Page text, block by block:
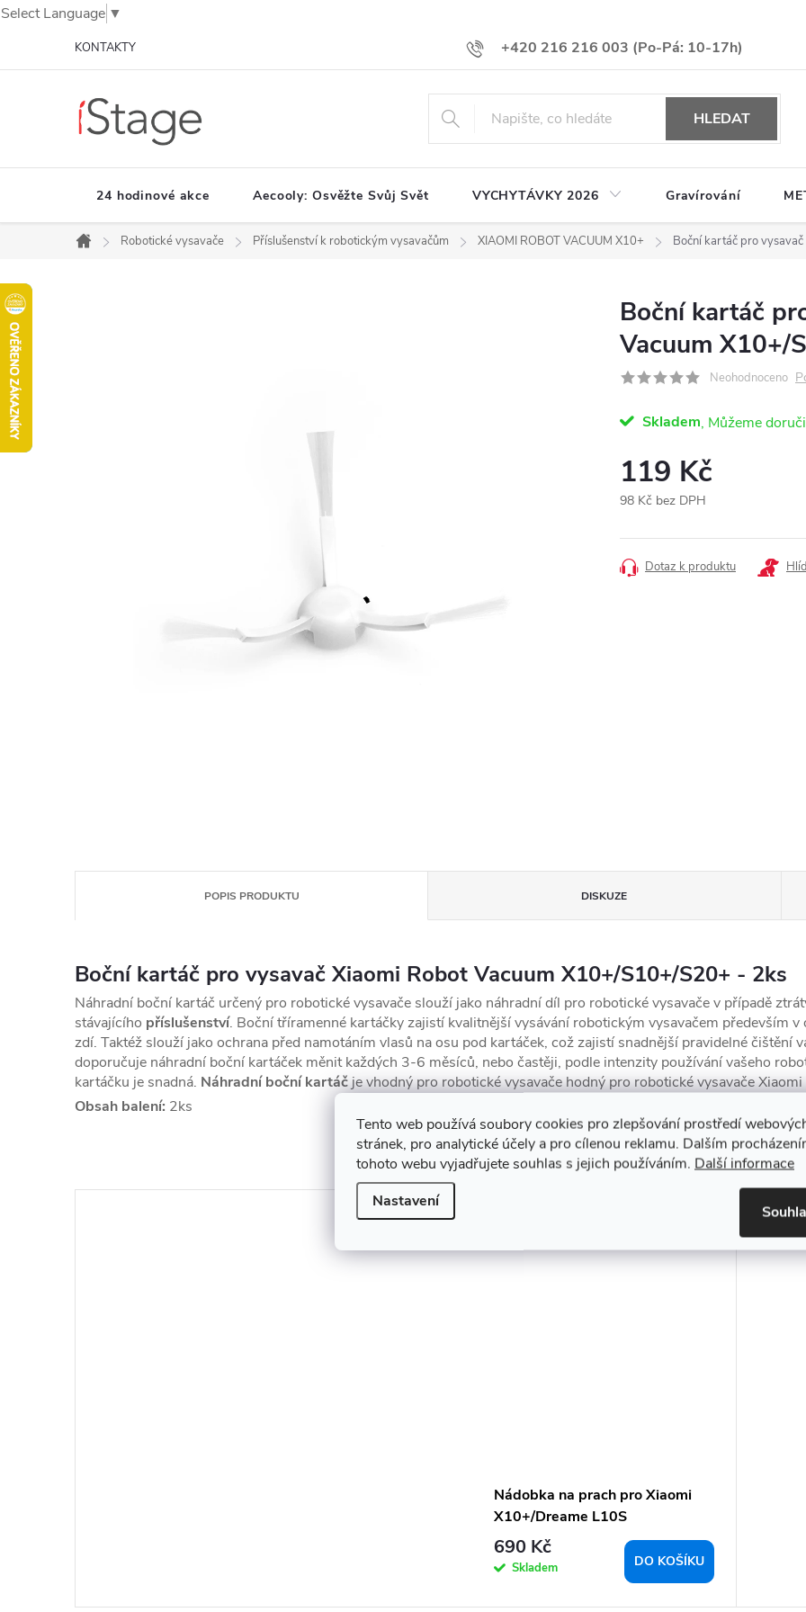
Select Language ▼
Tento web používá soubory cookies pro zlepšování prostředí
stránek, pro analytické účely a pro cílenou reklamu. Dalším
tohoto webu vyjadřujete souhlas s jejich používáním. Další informace
Nastavení
+420 216 216 003
KONTAKTY
HLEDAT
24 hodinové akce Aecooly: Osvěžte Svůj Svět VYCHYTÁVKY 2026 Gravírování
Domů
Robotické vysavače Příslušenství k robotickým vysavačům XIAOMI ROBOT VACUUM X10+ Boční kartáč pro
Boční kartáč
Vacuum X10+/
Neohodnoceno
Skladem
119 Kč
98 Kč bez DPH
cena:
Dotaz k produktu
POPIS PRODUKTU DISKUZE
Boční kartáč pro vysavač Xiaomi Robot Vacuum X10+/S10+/S20+ - 2ks
Náhradní boční kartáč určený pro robotické vysavače slouží jako náhradní díl pro robotické vysavače v případě
stávajícího příslušenství. Boční tříramenné kartáčky zajistí kvalitnější vysávání robotickým vysavačem především
zdí. Taktéž slouží jako ochrana před namotáním vlasů na osu pod kartáček, což zajistí snadnější pravidelné čištění
doporučuje náhradní boční kartáček měnit každých 3-6 měsíců, nebo častěji, podle intenzity používání vašeho
kartáčku je snadná. Náhradní boční kartáčje vhodný pro robotické vysavače hodný pro robotické vysavače
Obsah balení: 2ks
K tomuto produktu doporučujeme ještě
Nádobka na prach pro Xiaomi
X10+/Dreame L10S
Ultra/Dreame L10 Ultra
690 Kč
Skladem DO KOŠÍKU